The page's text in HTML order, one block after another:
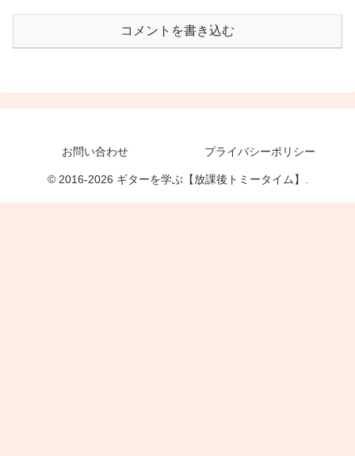
コメントを書き込む
お問い合わせ プライバシーポリシー
© 2016-2026 ギターを学ぶ【放課後トミータイム】.